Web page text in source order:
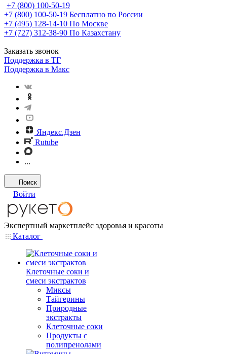
+7 (800) 100-50-19
+7 (800) 100-50-19 Бесплатно по России
+7 (495) 128-14-10 По Москве
+7 (727) 312-38-90 По Казахстану
Заказать звонок
Поддержка в ТГ
Поддержка в Макс
Яндекс.Дзен
Rutube
...
Поиск
Войти
Экспертный маркетплейс здоровья и красоты
Каталог
Клеточные соки и
смеси экстрактов
Миксы
Тайгерины
Природные
экстракты
Клеточные соки
Продукты с
полипренолами